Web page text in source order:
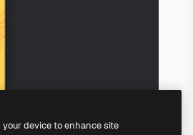
device to enhance site